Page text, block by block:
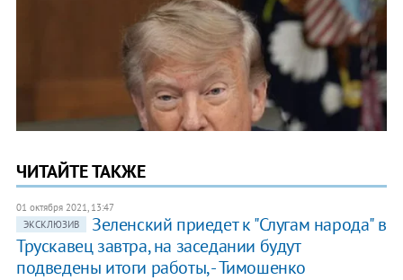
ЧИТАЙТЕ ТАКЖЕ
01 октября 2021, 13:47
ЭКСКЛЮЗИВ
Зеленский приедет к "Слугам народа" в
Трускавец завтра, на заседании будут
подведены итоги работы, - Тимошенко